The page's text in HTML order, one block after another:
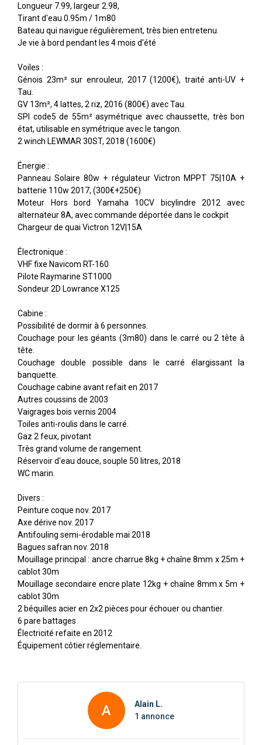
Longueur 7.99, largeur 2.98,
Tirant d'eau 0.95m / 1m80
Bateau qui navigue régulièrement, très bien entretenu.
Je vie à bord pendant les 4 mois d'été
Voiles :
Génois 23m² sur enrouleur, 2017 (1200€), traité anti-UV +
Tau.
GV 13m², 4 lattes, 2 riz, 2016 (800€) avec Tau.
SPI code5 de 55m² asymétrique avec chaussette, très bon
état, utilisable en symétrique avec le tangon.
2 winch LEWMAR 30ST, 2018 (1600€)
Énergie :
Panneau Solaire 80w + régulateur Victron MPPT 75|10A +
batterie 110w 2017, (300€+250€)
Moteur Hors bord Yamaha 10CV bicylindre 2012 avec
alternateur 8A, avec commande déportée dans le cockpit
Chargeur de quai Victron 12V|15A
Électronique :
VHF fixe Navicom RT-160
Pilote Raymarine ST1000
Sondeur 2D Lowrance X125
Cabine :
Possibilité de dormir à 6 personnes.
Couchage pour les géants (3m80) dans le carré ou 2 tête à
tête.
Couchage double possible dans le carré élargissant la
banquette.
Couchage cabine avant refait en 2017
Autres coussins de 2003
Vaigrages bois vernis 2004
Toiles anti-roulis dans le carré.
Gaz 2 feux, pivotant
Très grand volume de rangement.
Réservoir d'eau douce, souple 50 litres, 2018
WC marin.
Divers :
Peinture coque nov. 2017
Axe dérive nov. 2017
Antifouling semi-érodable mai 2018
Bagues safran nov. 2018
Mouillage principal : ancre charrue 8kg + chaîne 8mm x 25m +
cablot 30m
Mouillage secondaire encre plate 12kg + chaîne 8mm x 5m +
cablot 30m
2 béquilles acier en 2x2 pièces pour échouer ou chantier.
6 pare battages
Électricité refaite en 2012
Équipement côtier réglementaire.
A
Alain L.
1 annonce